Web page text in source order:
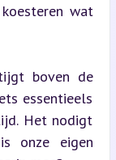
wat
boven de
essentieels
Het nodigt
onze eigen